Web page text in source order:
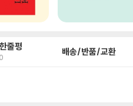
줄평
0 배송/반품/교환